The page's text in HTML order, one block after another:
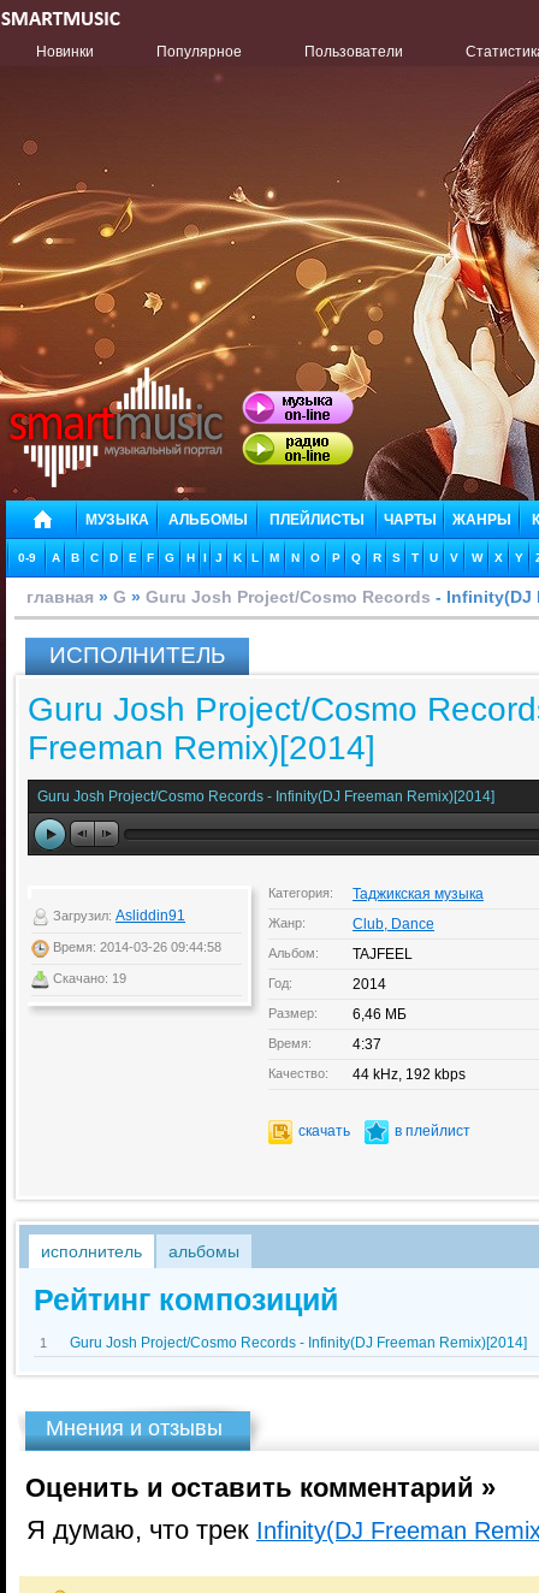
Новинки Популярное Пользователи
МУЗЫКА АЛЬБОМЫ ПЛЕЙЛИСТЫ ЧАРТЫ ЖАНРЫ
0-9 A B C D E F G H I J K L M N O P Q R S T U V W X Y
главная » G » Guru Josh Project/Cosmo Records - Infinity(DJ
ИСПОЛНИТЕЛЬ
Guru Josh Project/Cosmo
Freeman Remix)[2014]
Guru Josh Project/Cosmo Records - Infinity(DJ Freeman Remix)[2014]
Загрузил: Asliddin91
Время: 2014-03-26 09:44:58
Скачано: 19
Категория: Таджикская музыка
Жанр: Club, Dance
Альбом: TAJFEEL
Год: 2014
Размер: 6,46 МБ
Время: 4:37
Качество: 44 kHz, 192 kbps
скачать в плейлист
исполнитель альбомы
Рейтинг композиций
1 Guru Josh Project/Cosmo Records - Infinity(DJ Freeman Remix)[2014]
Мнения и отзывы
Оценить и оставить комментарий »
Я думаю, что трек Infinity(DJ Freeman